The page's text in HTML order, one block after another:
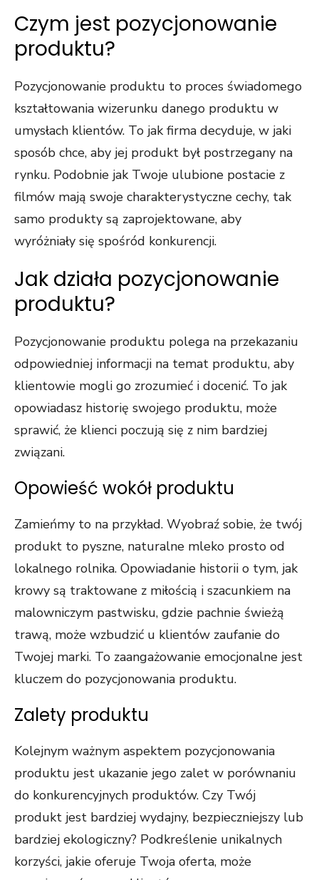
Czym jest pozycjonowanie
produktu?
Pozycjonowanie produktu to proces świadomego
kształtowania wizerunku danego produktu w
umysłach klientów. To jak firma decyduje, w jaki
sposób chce, aby jej produkt był postrzegany na
rynku. Podobnie jak Twoje ulubione postacie z
filmów mają swoje charakterystyczne cechy, tak
samo produkty są zaprojektowane, aby
wyróżniały się spośród konkurencji.
Jak działa pozycjonowanie
produktu?
Pozycjonowanie produktu polega na przekazaniu
odpowiedniej informacji na temat produktu, aby
klientowie mogli go zrozumieć i docenić. To jak
opowiadasz historię swojego produktu, może
sprawić, że klienci poczują się z nim bardziej
związani.
Opowieść wokół produktu
Zamieńmy to na przykład. Wyobraź sobie, że twój
produkt to pyszne, naturalne mleko prosto od
lokalnego rolnika. Opowiadanie historii o tym, jak
krowy są traktowane z miłością i szacunkiem na
malowniczym pastwisku, gdzie pachnie świeżą
trawą, może wzbudzić u klientów zaufanie do
Twojej marki. To zaangażowanie emocjonalne jest
kluczem do pozycjonowania produktu.
Zalety produktu
Kolejnym ważnym aspektem pozycjonowania
produktu jest ukazanie jego zalet w porównaniu
do konkurencyjnych produktów. Czy Twój
produkt jest bardziej wydajny, bezpieczniejszy lub
bardziej ekologiczny? Podkreślenie unikalnych
korzyści, jakie oferuje Twoja oferta, może